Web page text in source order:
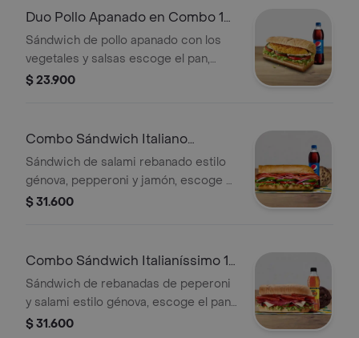
Duo Pollo Apanado en Combo 15
Cm
Sándwich de pollo apanado con los
vegetales y salsas escoge el pan,
queso, vegetales y salsas que
$ 23.900
Combo Sándwich Italiano
B.M.T.™ 15 Cm
Sándwich de salami rebanado estilo
génova, pepperoni y jamón, escoge el
pan, queso, vegetales y salsas que
$ 31.600
Combo Sándwich Italianíssimo 15
Cm
Sándwich de rebanadas de peperoni
y salami estilo génova, escoge el pan,
queso, vegetales y salsas que
$ 31.600